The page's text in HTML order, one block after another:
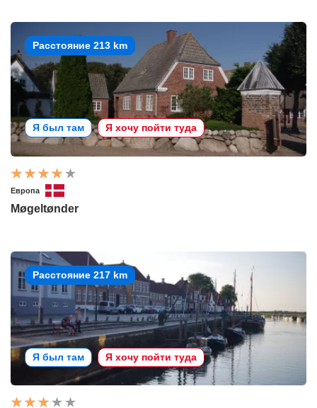
Расстояние 213 km
Я был там Я хочу пойти туда
Европа
Møgeltønder
Расстояние 217 km
Я был там Я хочу пойти туда